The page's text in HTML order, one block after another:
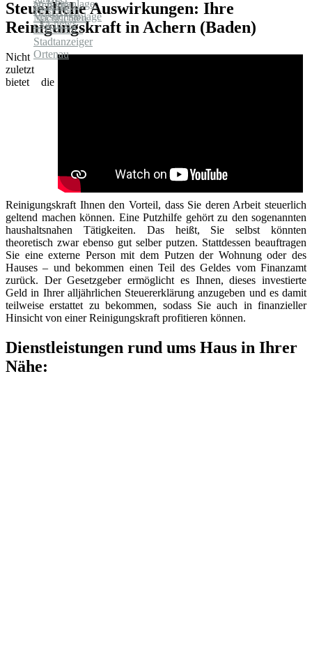
Steuerliche Auswirkungen: Ihre
Reinigungskraft in Achern (Baden)
Nicht
zuletzt
bietet die
Reinigungskraft Ihnen den Vorteil, dass Sie deren Arbeit steuerlich
geltend machen können. Eine Putzhilfe gehört zu den sogenannten
haushaltsnahen Tätigkeiten. Das heißt, Sie selbst könnten
theoretisch zwar ebenso gut selber putzen. Stattdessen beauftragen
Sie eine externe Person mit dem Putzen der Wohnung oder des
Hauses – und bekommen einen Teil des Geldes vom Finanzamt
zurück. Der Gesetzgeber ermöglicht es Ihnen, dieses investierte
Geld in Ihrer alljährlichen Steuererklärung anzugeben und es damit
teilweise erstattet zu bekommen, sodass Sie auch in finanzieller
Hinsicht von einer Reinigungskraft profitieren können.
Dienstleistungen rund ums Haus in Ihrer
Nähe: